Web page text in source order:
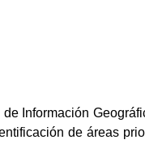
Información
de áreas